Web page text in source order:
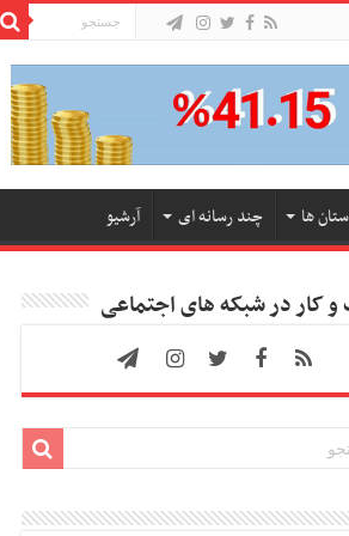
ها چند رسانه ای آرشیو
کار در شبکه های اجتماعی